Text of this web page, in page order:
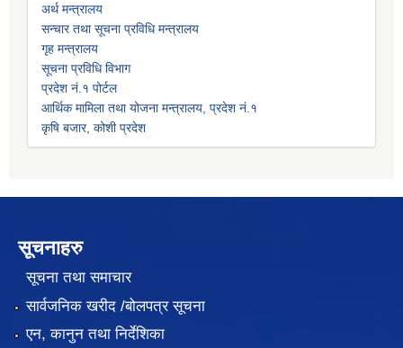
अर्थ मन्त्रालय
सन्चार तथा सूचना प्रविधि मन्त्रालय
गृह मन्त्रालय
सूचना प्रविधि विभाग
प्रदेश नं.१ पोर्टल
आर्थिक मामिला तथा योजना मन्त्रालय, प्रदेश नं.१
कृषि बजार, कोशी प्रदेश
सूचनाहरु
सूचना तथा समाचार
सार्वजनिक खरीद /बोलपत्र सूचना
एन, कानुन तथा निर्देशिका